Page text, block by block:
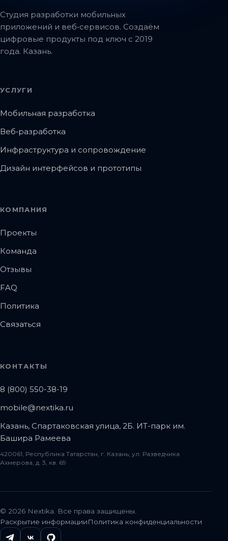
Студия разработки мобильных
приложений и веб‑сервисов. Создаём
цифровые продукты под ключ с 2019
года. Казань.
УСЛУГИ
Мобильная разработка
Веб‑разработка
Инфраструктура и сопровождение
Дизайн интерфейсов и прототипы
КОМПАНИЯ
Проекты
Команда
Отзывы
FAQ
Политика
Связаться
КОНТАКТЫ
8 (800) 550-38-19
mobile@nextika.ru
Казань, Спартаковская улица, 2Б. ИТ-парк им.
Башира Рамеева
420061, Республика Татарстан, г. Казань, ул. Разведчика
Ахмерова, д. 3, кв. 69
© 2026 Nextika. Все права защищены.
Раскрытие информацииПолитика конфиденциальности